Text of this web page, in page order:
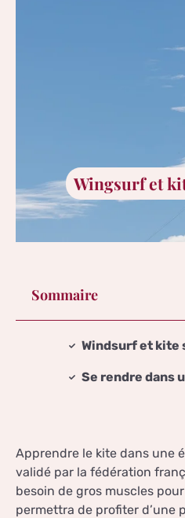
Wingsurf et
Sommaire
Windsurf et kite
Se rendre dans
Apprendre le kite dans une
validé par la fédération
besoin de gros muscles
permettra de profiter d’une